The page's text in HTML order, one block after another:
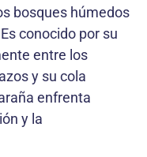
bosques húmedos
conocido por su
entre los
y su cola
enfrenta
y la